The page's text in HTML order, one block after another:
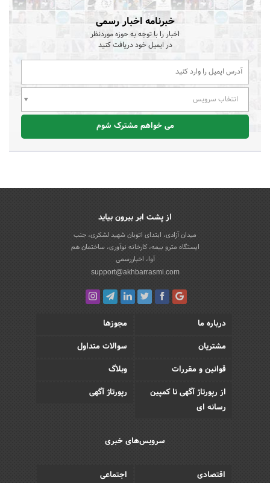
خبرنامه اخبار رسمی
اخبار را با توجه به حوزه موردنظر
در ایمیل خود دریافت کنید
انتخاب سرویس
می خواهم مشترک شوم
از پشت ابر بیرون بیاید
میدان آزادی، ابتدای اتوبان شهید لشکری، جنب
ایستگاه مترو بیمه، کارخانه نوآوری، ساختمان هم
آوا، اخباررسمی
support@akhbarrasmi.com
درباره ما
مجوزها
مشتریان
سوالات متداول
قوانین و مقررات
وبلاگ
از رپورتاژ آگهی تا کمپین
رسانه ای
رپورتاژ آگهی
سرویس‌های خبری
اقتصادی اجتماعی